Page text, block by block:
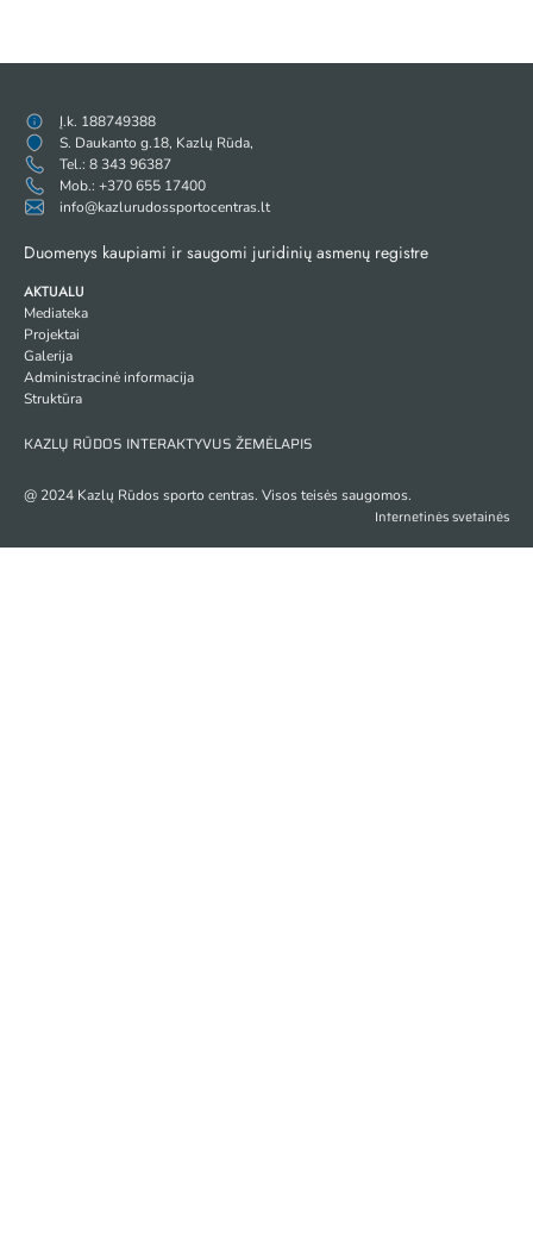
Į.k. 188749388
S. Daukanto g.18, Kazlų Rūda,
Tel.: 8 343 96387
Mob.: +370 655 17400
info@kazlurudossportocentras.lt
Duomenys kaupiami ir saugomi juridinių asmenų registre
AKTUALU
Mediateka
Projektai
Galerija
Administracinė informacija
Struktūra
KAZLŲ RŪDOS INTERAKTYVUS ŽEMĖLAPIS
@ 2024 Kazlų Rūdos sporto centras. Visos teisės saugomos.
Internetinės svetainės